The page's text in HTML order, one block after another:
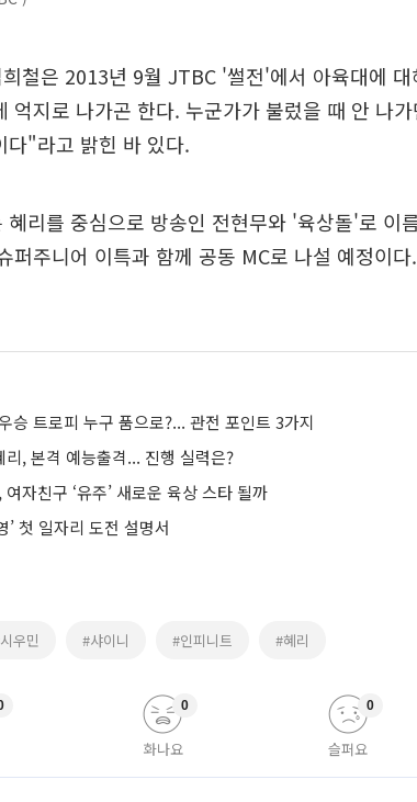
철은 2013년 9월 JTBC '썰전'에서 아육대에
억지로 나가곤 한다. 누군가가 불렀을 때 안 나
다"라고 밝힌 바 있다.
혜리를 중심으로 방송인 전현무와 '육상돌'로 이
퍼주니어 이특과 함께 공동 MC로 나설 예정이
승 트로피 누구 품으로?... 관전 포인트 3가지
리, 본격 예능출격... 진행 실력은?
여자친구 ‘유주’ 새로운 육상 스타 될까
’ 첫 일자리 도전 설명서
우민 #샤이니 #인피니트 #혜리
화나요
0
슬퍼요
0